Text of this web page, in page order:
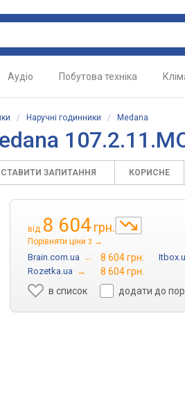
Аудіо Побутова техніка
/ Наручні годинники / Medana
ЗАПИТАННЯ КОРИСНЕ
від 8 604грн.
Порівняти ціни 3 →
Brain.com.ua → 8 604 грн.
Rozetka.ua →
8 604 грн.
в список
додати до